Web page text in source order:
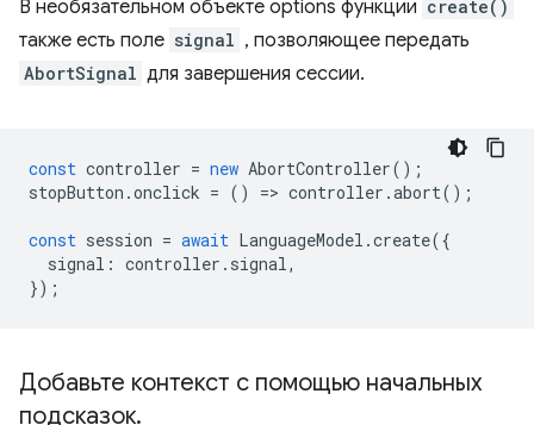
В необязательном объекте options функции create()
также есть поле signal , позволяющее передать
AbortSignal для завершения сессии.
const controller = new AbortController();
stopButton .onclick = () => controller .abort();
const session = await LanguageModel .create({
signal : controller . signal,
});
Добавьте контекст с помощью начальных
подсказок.